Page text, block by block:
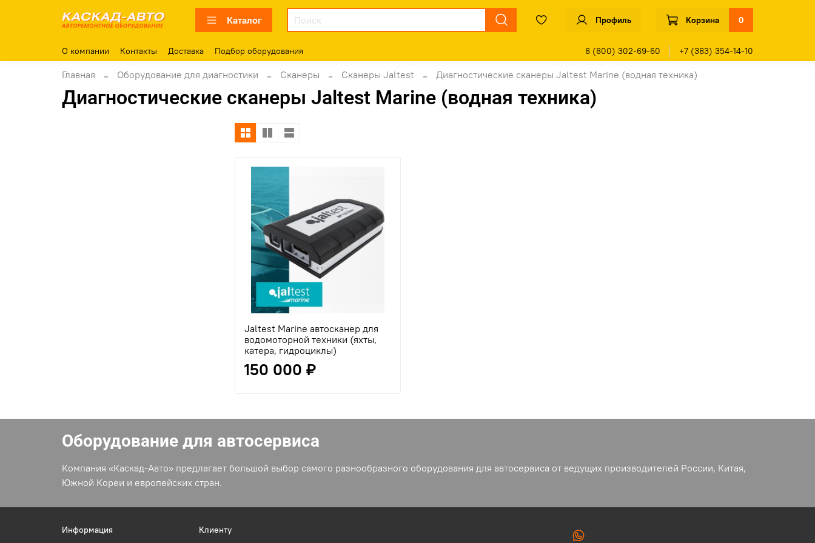
Каталог Профиль Корзина 0
О компании Контакты Доставка Подбор оборудования 8 (800) 302-69-60 +7 (383) 354-14-10
Главная Оборудование для диагностики Сканеры Сканеры Jaltest Диагностические сканеры Jaltest Marine (водная техника)
Диагностические сканеры Jaltest Marine (водная техника)
Jaltest Marine автосканер для
водомоторной техники (яхты,
катера, гидроциклы)
150 000 ₽
Оборудование для автосервиса
Компания «Каскад-Авто» предлагает большой выбор самого разнообразного оборудования для автосервиса от ведущих производителей России, Китая,
Южной Кореи и европейских стран.
Информация Клиенту